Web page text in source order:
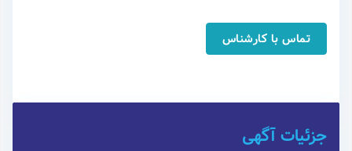
تماس با کارشناس
جزئیات آگهی